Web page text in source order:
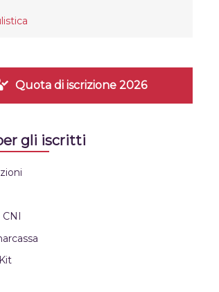
Quota di iscrizione 2026
gli iscritti